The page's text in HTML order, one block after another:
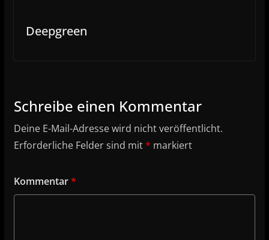
Deepgreen
Schreibe einen Kommentar
Deine E-Mail-Adresse wird nicht veröffentlicht.
Erforderliche Felder sind mit* markiert
Kommentar*